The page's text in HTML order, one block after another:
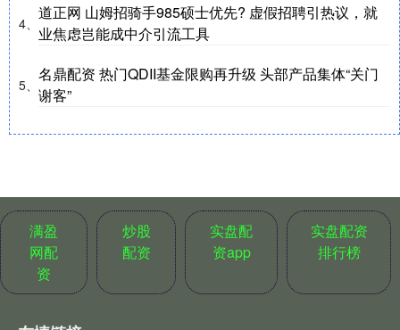
4、
道正网 山姆招骑手985硕士优先? 虚假招聘引热议，就
业焦虑岂能成中介引流工具
5、
名鼎配资 热门QDII基金限购再升级 头部产品集体“关门
谢客”
满盈
网配
资
炒股
配资
实盘配
资app
实盘配资
排行榜